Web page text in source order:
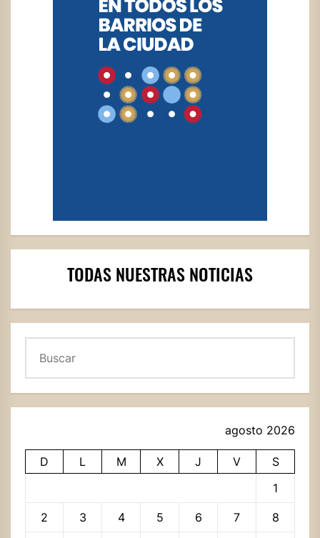
TODAS NUESTRAS NOTICIAS
agosto 2026
D L M X J V
S
1
2 3 4 5 6 7 8